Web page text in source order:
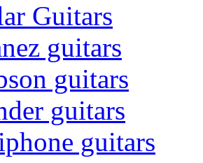
Guitars
guitars
guitars
guitars
guitars